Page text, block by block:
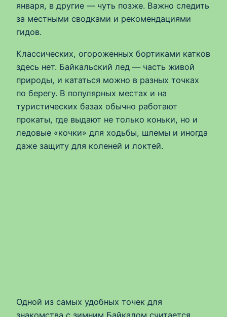
января, в другие — чуть позже. Важно следить
за местными сводками и рекомендациями
гидов.
Классических, огороженных бортиками катков
здесь нет. Байкальский лед — часть живой
природы, и кататься можно в разных точках
по берегу. В популярных местах и на
туристических базах обычно работают
прокаты, где выдают не только коньки, но и
ледовые «кочки» для ходьбы, шлемы и иногда
даже защиту для коленей и локтей.
Одной из самых удобных точек для